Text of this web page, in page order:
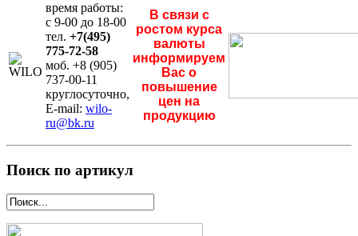
время работы:
с 9-00 до 18-00
тел. +7(495)
775-72-58
моб. +8 (905)
737-00-11
круглосуточно,
E-mail: wilo-
ru@bk.ru
В связи с
ростом курса
валюты
информируем
Вас о
повышение
цен на
продукцию
Поиск по артикул